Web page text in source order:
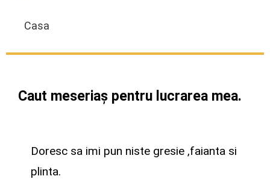
Casa
Caut meseriaș pentru lucrarea mea.
Doresc sa imi pun niste gresie ,faianta si
plinta.